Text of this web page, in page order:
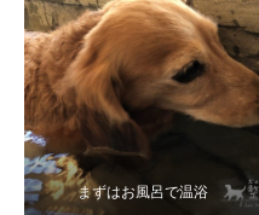
まずはお風呂で温浴